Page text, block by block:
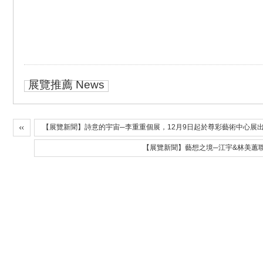
展覽推薦 News
【展覽新聞】詩意的宇宙─李重重個展，12月9日起於尊彩藝術中心展
【展覽新聞】藝想之境─江宇&林美